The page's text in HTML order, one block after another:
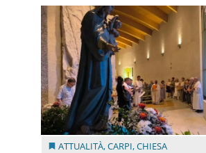
ATTUALITÀ,CARPI,CHIESA